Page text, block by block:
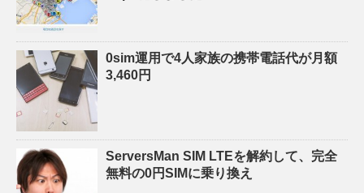
0sim運用で4人家族の携帯電話代が月額
3,460円
ServersMan SIM LTEを解約して、完全
無料の0円SIMに乗り換え